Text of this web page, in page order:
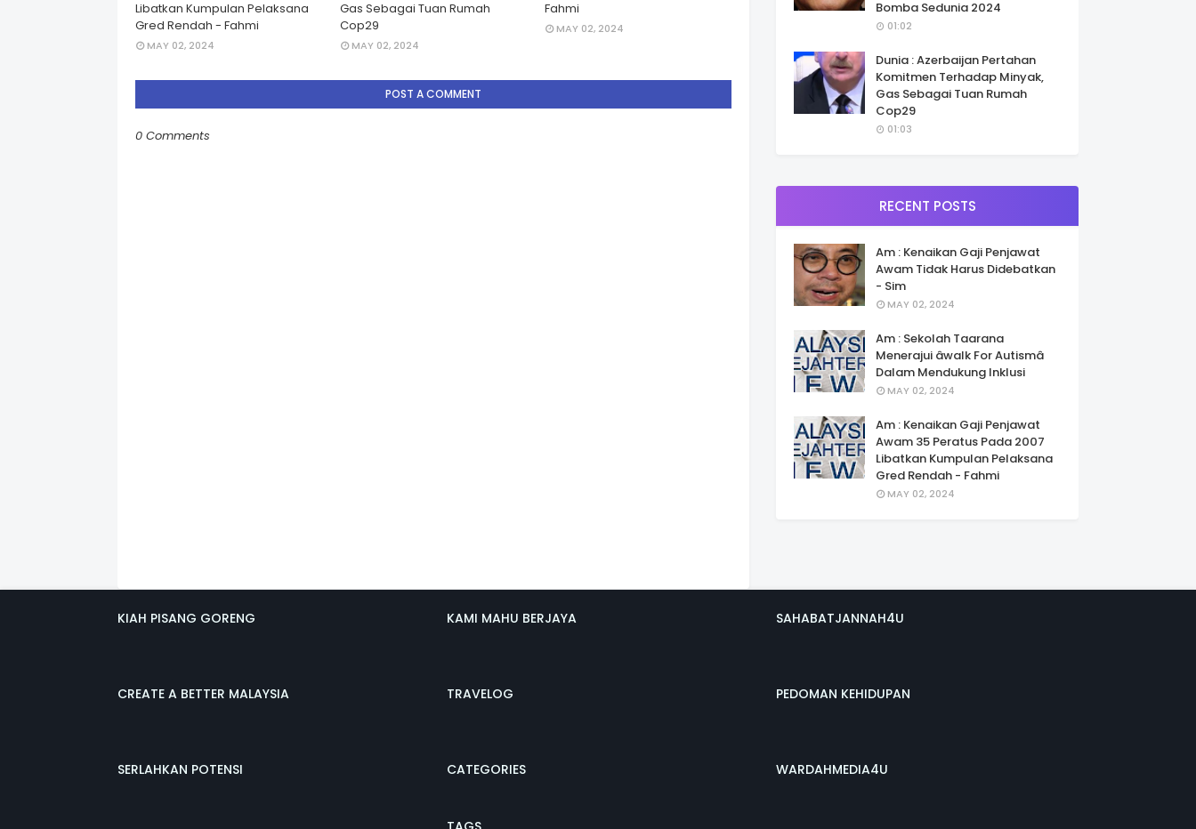
Libatkan Kumpulan Pelaksana
Gred Rendah - Fahmi
MAY 02, 2024
Gas Sebagai Tuan Rumah
Cop29
MAY 02, 2024
Fahmi
MAY 02, 2024
POST A COMMENT
0 Comments
Bomba Sedunia 2024
01:02
Dunia : Azerbaijan Pertahan
Komitmen Terhadap Minyak,
Gas Sebagai Tuan Rumah
Cop29
01:03
RECENT POSTS
Am : Kenaikan Gaji Penjawat
Awam Tidak Harus Didebatkan
- Sim
MAY 02, 2024
Am : Sekolah Taarana
Menerajui âwalk For Autismâ
Dalam Mendukung Inklusi
MAY 02, 2024
Am : Kenaikan Gaji Penjawat
Awam 35 Peratus Pada 2007
Libatkan Kumpulan Pelaksana
Gred Rendah - Fahmi
MAY 02, 2024
KIAH PISANG GORENG
CREATE A BETTER MALAYSIA
SERLAHKAN POTENSI
KAMI MAHU BERJAYA
TRAVELOG
CATEGORIES
SAHABATJANNAH4U
PEDOMAN KEHIDUPAN
WARDAHMEDIA4U